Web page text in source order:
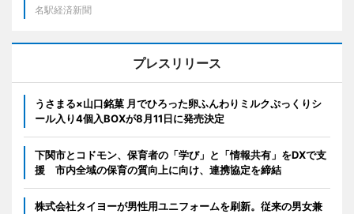
名駅経済新聞
プレスリリース
うさまる×山口銘菓 月でひろった卵ふんわりミルクぷっくりシ
ール入り4個入BOXが8月11日に発売決定
下関市とコドモン、保育者の「学び」と「情報共有」をDXで支
援 市内全域の保育の質向上に向け、連携協定を締結
株式会社タイヨーが男性用ユニフォームを刷新。従来の男女兼